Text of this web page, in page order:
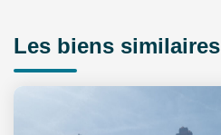
Les biens similaires